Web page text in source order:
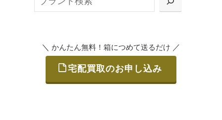
または梱包材不要の「集荷申込」からお選び
ご発送
＼ かんたん無料！箱につめて送るだけ ／
宅配買取のお申し込み